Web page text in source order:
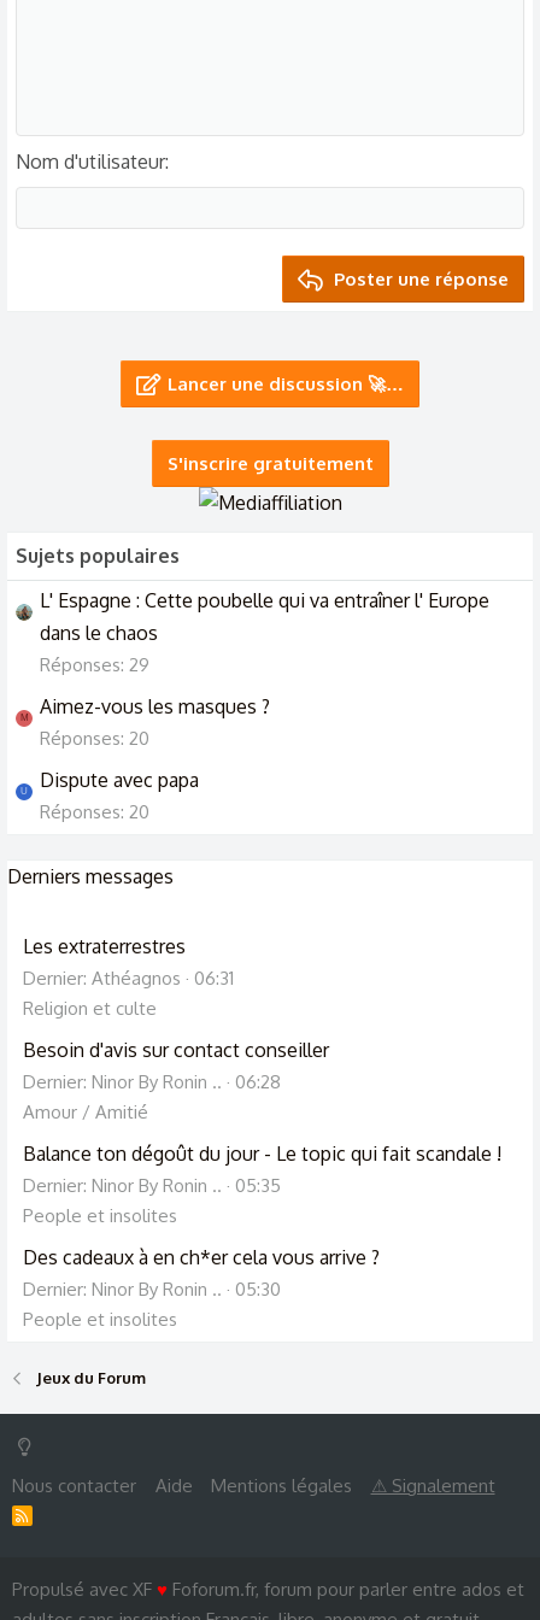
Nom d'utilisateur
Poster une réponse
Lancer une discussion 🚀…
S'inscrire gratuitement
Sujets populaires
L' Espagne : Cette poubelle qui va entraîner l' Europe
dans le chaos
Réponses: 29
M Aimez-vous les masques ?
Réponses: 20
U Dispute avec papa
Réponses: 20
Derniers messages
Les extraterrestres
Dernier: Athéagnos
06:31
Religion et culte
Besoin d'avis sur contact conseiller
Dernier: Ninor By Ronin ..
06:28
Amour / Amitié
Balance ton dégoût du jour - Le topic qui fait scandale !
Dernier: Ninor By Ronin ..
05:35
People et insolites
Des cadeaux à en ch*er cela vous arrive ?
Dernier: Ninor By Ronin ..
05:30
People et insolites
Jeux du Forum
Nous contacter Aide Mentions légales ⚠ Signalement
Propulsé avec XF ♥ Foforum.fr, forum pour parler entre ados et